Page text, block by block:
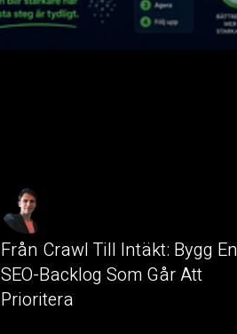
Från Crawl Till Intäkt: Bygg En
SEO-Backlog Som Går Att
Prioritera